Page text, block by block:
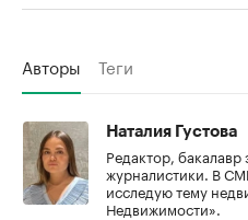
Авторы Теги
Наталия Густова
Редактор,
журналистики. В
исследую тему
Недвижимости».